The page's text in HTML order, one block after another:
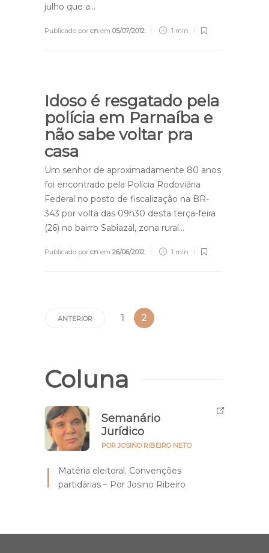
julho que a…
Publicado por cn em 05/07/2012 1 min
Idoso é resgatado pela
polícia em Parnaíba e
não sabe voltar pra
casa
Um senhor de aproximadamente 80 anos
foi encontrado pela Polícia Rodoviária
Federal no posto de fiscalização na BR-
343 por volta das 09h30 desta terça-feira
(26) no bairro Sabiazal, zona rural…
Publicado por cn em 26/06/2012 1 min
ANTERIOR 1 2
Coluna
Semanário
Jurídico
POR JOSINO RIBEIRO NETO
Matéria eleitoral. Convenções
partidárias – Por Josino Ribeiro